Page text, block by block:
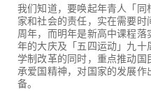
我们知道，要唤起年青人「
家和社会的责任，实在需要
周年，而明年是新高中课程
年的大庆及「五四运动」九
学制改革的同时，重点推动
承爱国精神，对国家的发展
备。